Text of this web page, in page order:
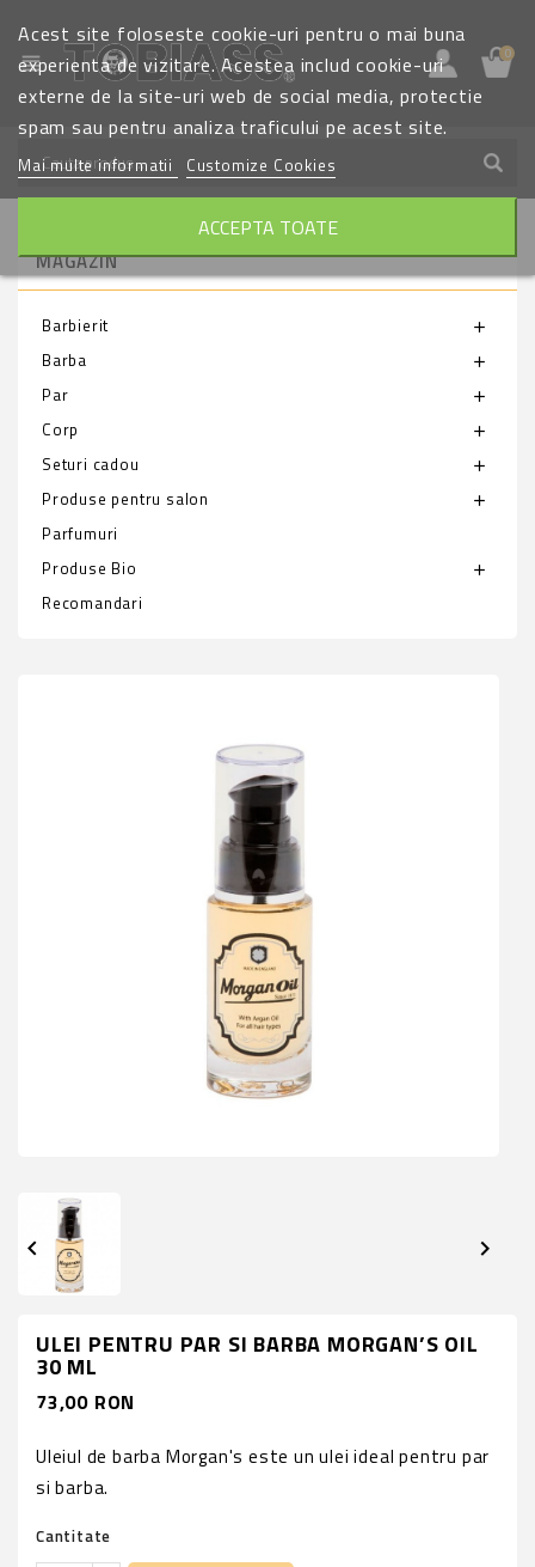
view_headline 0
Acest site foloseste cookie-uri pentru o mai buna
experienta de vizitare. Acestea includ cookie-uri
externe de la site-uri web de social media, protectie
spam sau pentru analiza traficului pe acest site.
Mai multe informatii Customize Cookies
ACCEPTA TOATE
MAGAZIN
Barbierit add
Barba add
Par add
Corp add
Seturi cadou add
Produse pentru salon add
Parfumuri
Produse Bio
add
Recomandari
 
ULEI PENTRU PAR SI BARBA MORGAN’S OIL
30 ML
73,00 RON
Uleiul de barba Morgan's este un ulei ideal pentru par
si barba.
Cantitate